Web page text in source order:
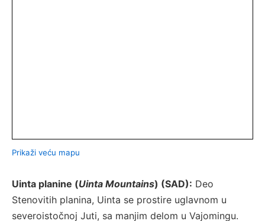
Prikaži veću mapu
Uinta planine (Uinta Mountains) (SAD): Deo
Stenovitih planina, Uinta se prostire uglavnom u
severoistočnoj Juti, sa manjim delom u Vajomingu.